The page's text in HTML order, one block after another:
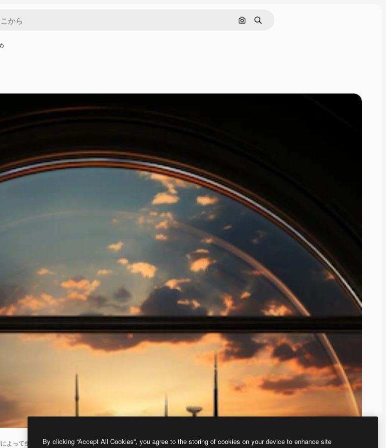
画像で検索
検索
によって生成されたものです。 AI画像生成ツールを使うと、あなた独自の画像を作成できます。
By clicking “Accept All Cookies”, you agree to the storing of cookies on your device to enhance site